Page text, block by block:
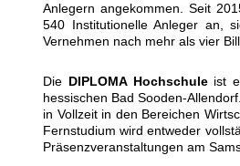
Anlegern angekommen. Seit
540 Institutionelle Anleger an,
Vernehmen nach mehr als vier
Die DIPLOMA Hochschuleist
hessischen Bad Sooden-
in Vollzeit in den Bereichen
Fernstudium wird entweder
Präsenzveranstaltungen am